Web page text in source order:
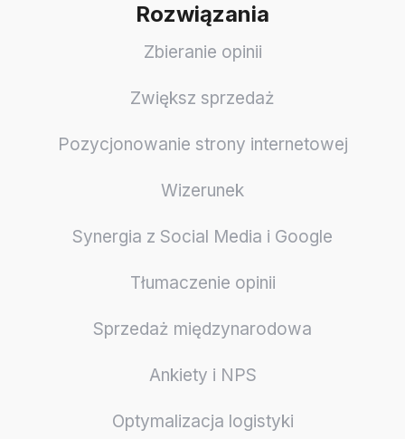
Rozwiązania
Zbieranie opinii
Zwiększ sprzedaż
Pozycjonowanie strony internetowej
Wizerunek
Synergia z Social Media i Google
Tłumaczenie opinii
Sprzedaż międzynarodowa
Ankiety i NPS
Optymalizacja logistyki